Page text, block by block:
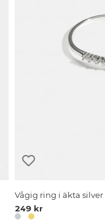
Vågig ring i äkta
249 kr